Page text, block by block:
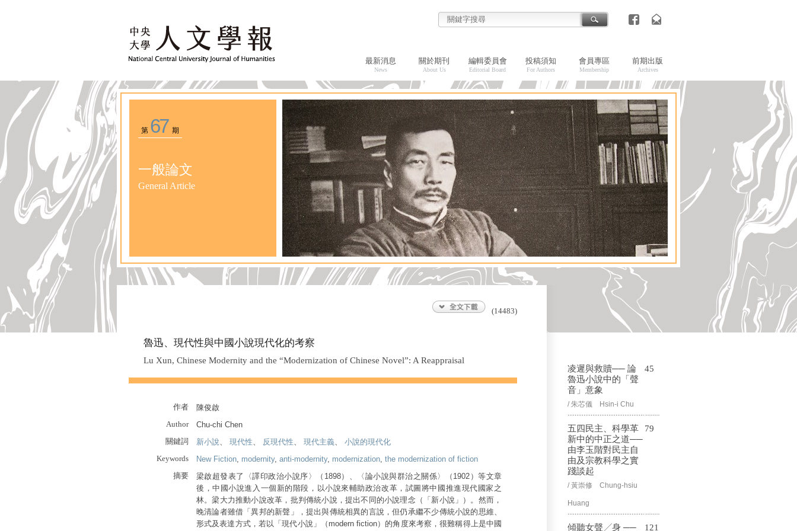
最新消息
News
關於期刊
About Us
編輯委員會
Editorial Board
投稿須知
For Authors
會員專區
Membership
前期出版
Archives
第 67 期
一般論文
General Article
(14483)
魯迅、現代性與中國小說現代化的考察
Lu Xun, Chinese Modernity and the “Modernization of Chinese Novel”: A Reappraisal
作者
陳俊啟
Author
Chu-chi Chen
關鍵詞
新小說、 現代性、 反現代性、 現代主義、 小說的現代化
Keywords
New Fiction, modernity, anti-modernity, modernization, the modernization of fiction
摘要
梁啟超發表了〈譯印政治小說序〉（1898）、〈論小說與群治之關係〉（1902）等文章
後，中國小說進入一個新的階段，以小說來輔助政治改革，試圖將中國推進現代國家之
林。梁大力推動小說改革，批判傳統小說，提出不同的小說理念（「新小說」）。然而，
晚清論者雖借「異邦的新聲」，提出與傳統相異的言說，但仍承繼不少傳統小說的思維、
形式及表達方式，若以「現代小說」（modern fiction）的角度來考察，很難稱得上是中國
凌遲與救贖── 論
魯迅小說中的「聲
音」意象
/ 朱芯儀 Hsin-i Chu
45
五四民主、科學革
新中的中正之道──
由李玉階對民主自
由及宗教科學之實
踐談起
/ 黃崇修 Chung-hsiu
Huang
79
傾聽女聲╱身 ── 121